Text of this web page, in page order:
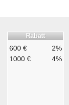
Rabatt
600 €
2%
1000 €
4%